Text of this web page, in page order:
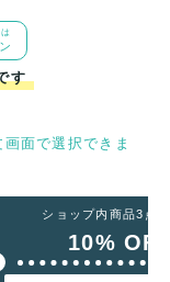
す
面で選択できま
ショップ内商品3点
10%